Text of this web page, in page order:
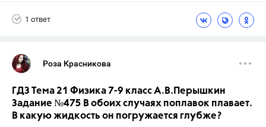
1 ответ
Роза Красникова
ГДЗ Тема 21 Физика 7-9 класс А.В.Перышкин
Задание №475 В обоих случаях поплавок плавает.
В какую жидкость он погружается глубже?